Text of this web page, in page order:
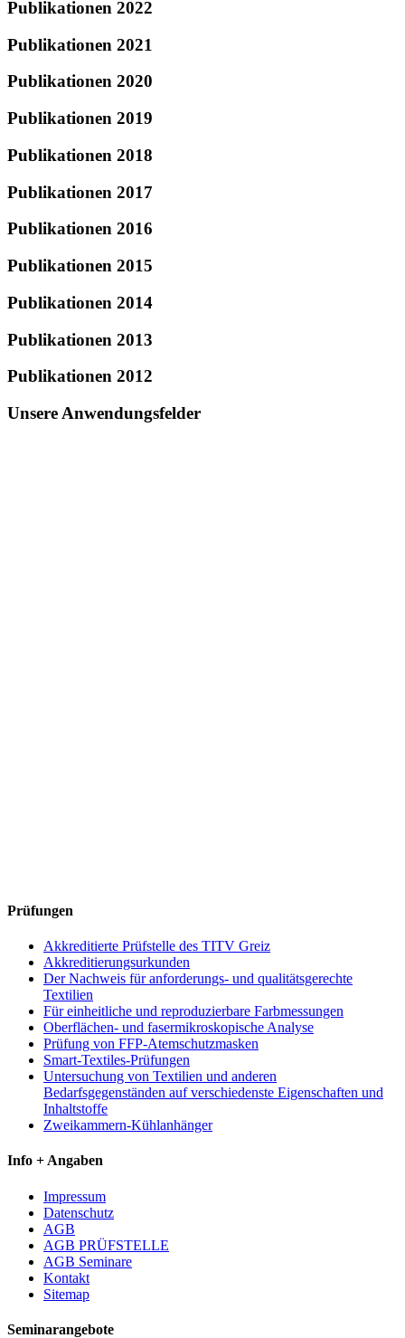
Publikationen 2022
Publikationen 2021
Publikationen 2020
Publikationen 2019
Publikationen 2018
Publikationen 2017
Publikationen 2016
Publikationen 2015
Publikationen 2014
Publikationen 2013
Publikationen 2012
Unsere Anwendungsfelder
Prüfungen
Akkreditierte Prüfstelle des TITV Greiz
Akkreditierungsurkunden
Der Nachweis für anforderungs- und qualitätsgerechte
Textilien
Für einheitliche und reproduzierbare Farbmessungen
Oberflächen- und fasermikroskopische Analyse
Prüfung von FFP-Atemschutzmasken
Smart-Textiles-Prüfungen
Untersuchung von Textilien und anderen
Bedarfsgegenständen auf verschiedenste Eigenschaften und
Inhaltstoffe
Zweikammern-Kühlanhänger
Info + Angaben
Impressum
Datenschutz
AGB
AGB PRÜFSTELLE
AGB Seminare
Kontakt
Sitemap
Seminarangebote